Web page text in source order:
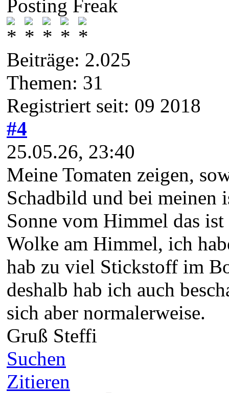
Posting Freak
Beiträge: 2.025
Themen: 31
Registriert seit: 09 2018
#4
25.05.26, 23:40
Meine Tomaten zeigen,
Schadbild und bei meinen
Sonne vom Himmel das
Wolke am Himmel, ich
hab zu viel Stickstoff im
deshalb hab ich auch
sich aber normalerweise.
Gruß Steffi
Suchen
Zitieren